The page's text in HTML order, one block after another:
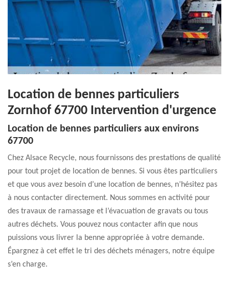
Location de bennes particuliers
Zornhof 67700 Intervention d'urgence
Location de bennes particuliers aux environs
67700
Chez Alsace Recycle, nous fournissons des prestations de qualité
pour tout projet de location de bennes. Si vous êtes particuliers
et que vous avez besoin d’une location de bennes, n’hésitez pas
à nous contacter directement. Nous sommes en activité pour
des travaux de ramassage et l’évacuation de gravats ou tous
autres déchets. Vous pouvez nous contacter afin que nous
puissions vous livrer la benne appropriée à votre demande.
Épargnez à cet effet le tri des déchets ménagers, notre équipe
s’en charge.